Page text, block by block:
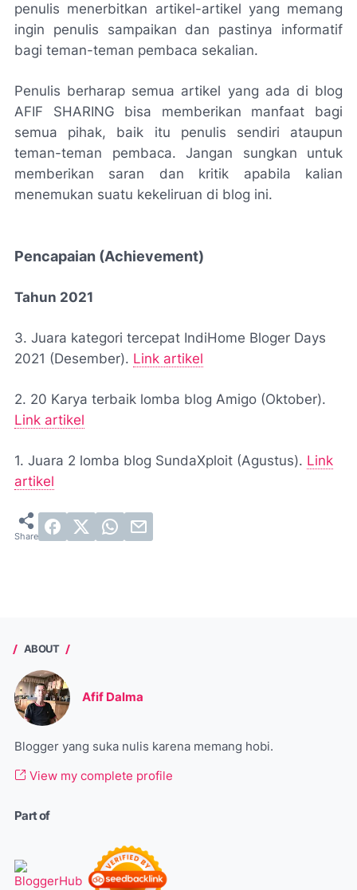
penulis menerbitkan artikel-artikel yang memang
ingin penulis sampaikan dan pastinya informatif
bagi teman-teman pembaca sekalian.
Penulis berharap semua artikel yang ada di blog
AFIF SHARING bisa memberikan manfaat bagi
semua pihak, baik itu penulis sendiri ataupun
teman-teman pembaca. Jangan sungkan untuk
memberikan saran dan kritik apabila kalian
menemukan suatu kekeliruan di blog ini.
Pencapaian (Achievement)
Tahun 2021
3. Juara kategori tercepat IndiHome Bloger Days
2021 (Desember). Link artikel
2. 20 Karya terbaik lomba blog Amigo (Oktober).
Link artikel
1. Juara 2 lomba blog SundaXploit (Agustus). Link
artikel
ABOUT
Afif Dalma
Blogger yang suka nulis karena memang hobi.
View my complete profile
Part of